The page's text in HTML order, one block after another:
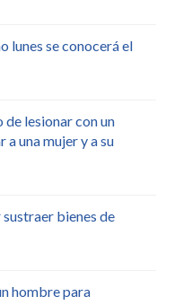
lunes se conocerá el
de lesionar con un
a una mujer y a su
bienes de
hombre para